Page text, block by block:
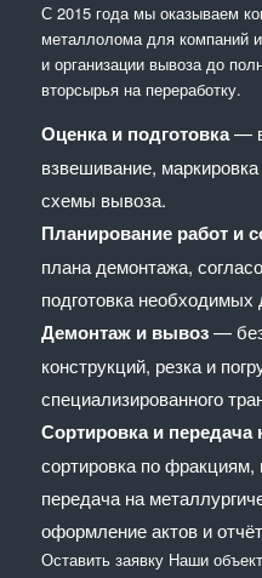
С 2015 года мы оказываем
металлолома для компаний
и организации вывоза до
вторсырья на переработку.
Оценка и подготовка—
взвешивание,
схемы вывоза.
Планирование работ и
плана демонтажа,
подготовка необходимых
Демонтаж и вывоз—
конструкций, резка и
специализированного
Сортировка и передача
сортировка по фракциям,
передача на
оформление актов и
Оставить заявку Наши